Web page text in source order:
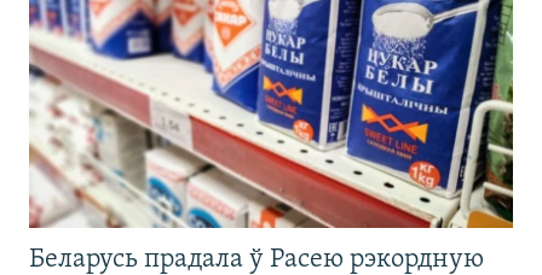
Беларусь прадала ў Расею рэкордную